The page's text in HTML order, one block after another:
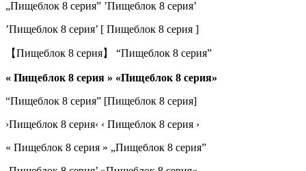
„Пищеблок 8 серия” ’Пищеблок 8 серия’
’Пищеблок 8 серия’ [ Пищеблок 8 серия ]
【Пищеблок 8 серия】 “Пищеблок 8 серия”
« Пищеблок 8 серия » «Пищеблок 8 серия»
“Пищеблок 8 серия” [Пищеблок 8 серия]
›Пищеблок 8 серия‹ ‹ Пищеблок 8 серия ›
« Пищеблок 8 серия » „Пищеблок 8 серия”